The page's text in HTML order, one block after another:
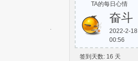
TA的每日心情
奋斗
2022-2-18
00:56
签到天数: 16 天